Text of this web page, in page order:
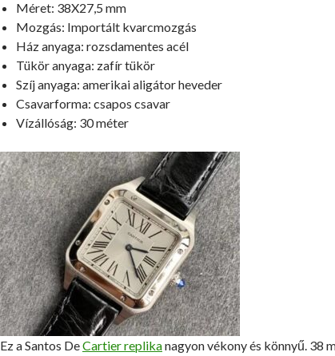
Méret: 38X27,5 mm
Mozgás: Importált kvarcmozgás
Ház anyaga: rozsdamentes acél
Tükör anyaga: zafír tükör
Szíj anyaga: amerikai aligátor heveder
Csavarforma: csapos csavar
Vízállóság: 30 méter
Ez a Santos DeCartier replikanagyon vékony és könnyű. 38